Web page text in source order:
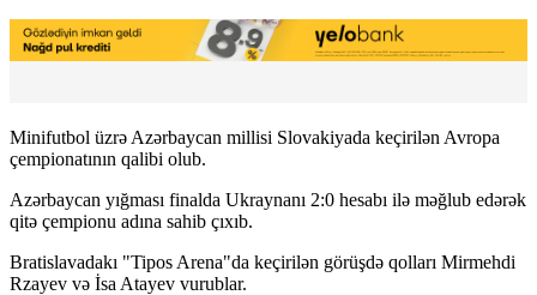
Minifutbol üzrə Azərbaycan millisi Slovakiyada keçirilən Avropa
çempionatının qalibi olub.
Azərbaycan yığması finalda Ukraynanı 2:0 hesabı ilə məğlub edərək
qitə çempionu adına sahib çıxıb.
Bratislavadakı "Tipos Arena"da keçirilən görüşdə qolları Mirmehdi
Rzayev və İsa Atayev vurublar.